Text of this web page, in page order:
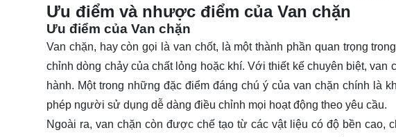
Ưu điểm và nhược điểm của Van chặn
Ưu điểm của Van chặn
Van chặn, hay còn gọi là van chốt, là một thành phần quan trọng
chỉnh dòng chảy của chất lỏng hoặc khí. Với thiết kế chuyên biệt,
hành. Một trong những đặc điểm đáng chú ý của van chặn chính là
phép người sử dụng dễ dàng điều chỉnh mọi hoạt động theo yêu cầu.
Ngoài ra, van chặn còn được chế tạo từ các vật liệu có độ bền cao,